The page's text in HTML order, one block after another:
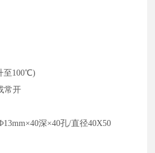
至100℃)
常开
深×40孔/直径40X50